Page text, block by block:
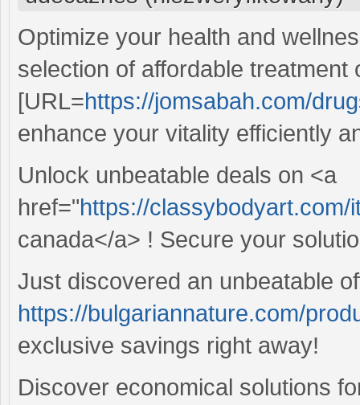
Optimize your health and
selection of affordable treatment
[URL=https://jomsabah.com/
enhance your vitality efficiently
Unlock unbeatable deals on <a
href="https://
canada</a> ! Secure your
Just discovered an unbeatable
https://bulgariannature.com/
exclusive savings right away!
Discover economical solutions